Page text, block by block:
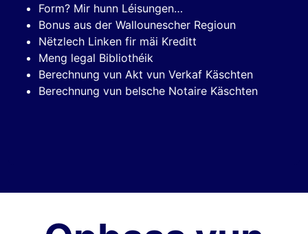
Form? Mir hunn Léisungen…
Bonus aus der Wallounescher Regioun
Nëtzlech Linken fir mäi Kreditt
Meng legal Bibliothéik
Berechnung vun Akt vun Verkaf Käschten
Berechnung vun belsche Notaire Käschten